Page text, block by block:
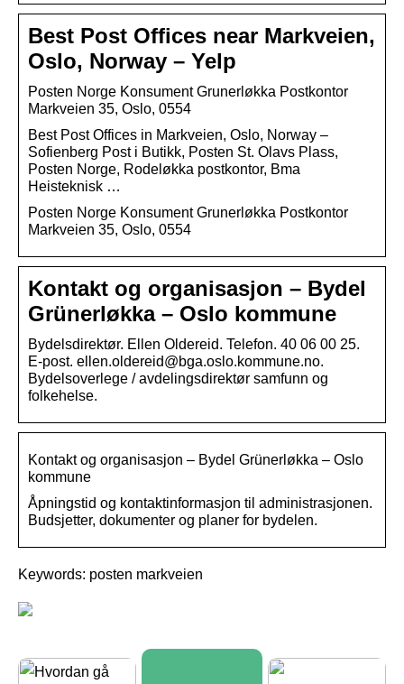
Best Post Offices near Markveien,
Oslo, Norway – Yelp
Posten Norge Konsument Grunerløkka Postkontor
Markveien 35, Oslo, 0554
Best Post Offices in Markveien, Oslo, Norway –
Sofienberg Post i Butikk, Posten St. Olavs Plass,
Posten Norge, Rodeløkka postkontor, Bma
Heisteknisk …
Posten Norge Konsument Grunerløkka Postkontor
Markveien 35, Oslo, 0554
Kontakt og organisasjon – Bydel
Grünerløkka – Oslo kommune
Bydelsdirektør. Ellen Oldereid. Telefon. 40 06 00 25.
E-post. ellen.oldereid@bga.oslo.kommune.no.
Bydelsoverlege / avdelingsdirektør samfunn og
folkehelse.
Kontakt og organisasjon – Bydel Grünerløkka – Oslo
kommune
Åpningstid og kontaktinformasjon til administrasjonen.
Budsjetter, dokumenter og planer for bydelen.
Keywords: posten markveien